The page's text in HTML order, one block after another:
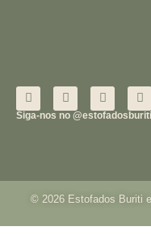
Siga-nos no
© 2026 Estofados Buriti